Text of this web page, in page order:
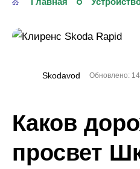
Skodavod Обновлено:
Каков
просвет